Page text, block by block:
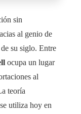
sin
al genio de
su siglo. Entre
ocupa un lugar
al
teoría
utiliza hoy en